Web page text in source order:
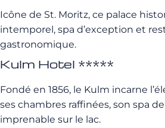
Icône de St. Moritz, ce palace
intemporel, spa d’exception et
gastronomique.
Kulm Hotel *****
Fondé en 1856, le Kulm incarne
ses chambres raffinées, son spa
imprenable sur le lac.